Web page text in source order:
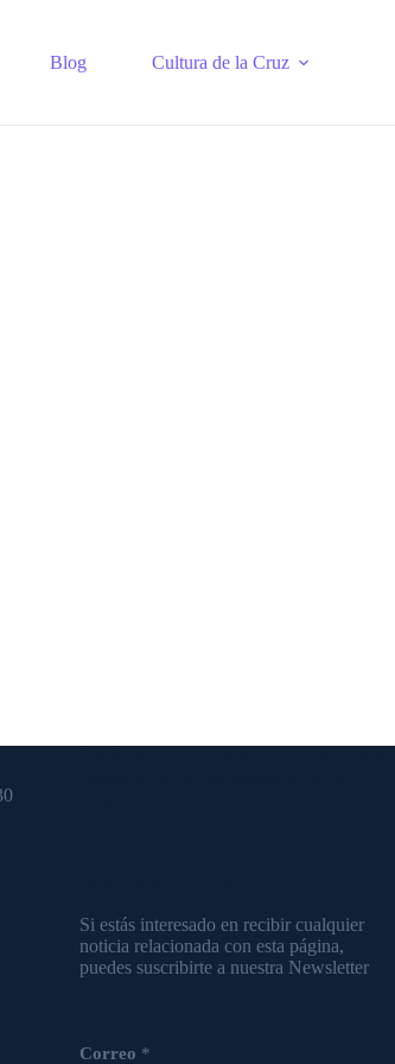
Blog Cultura de la Cruz
Si estás interesado en recibir cualquier
noticia relacionada con esta página,
puedes suscribirte a nuestra Newsletter
Correo *